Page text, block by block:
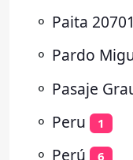
⚬ Paita 20701
⚬ Pardo
⚬ Pasaje
⚬ Peru 1
⚬ Perú 6